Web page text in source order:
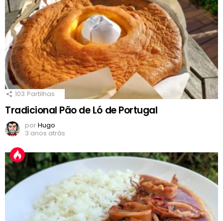
103 Partilhas
Tradicional Pão de Ló de Portugal
porHugo
3 anos atrás